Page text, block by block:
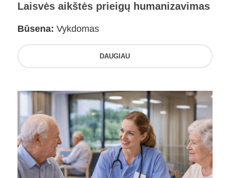
Laisvės aikštės prieigų humanizavimas
Būsena: Vykdomas
DAUGIAU